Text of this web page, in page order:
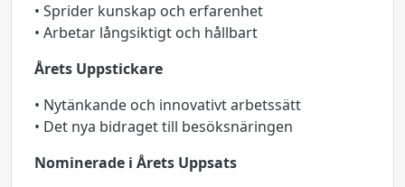
• Sprider kunskap och erfarenhet
• Arbetar långsiktigt och hållbart
Årets Uppstickare
• Nytänkande och innovativt arbetssätt
• Det nya bidraget till besöksnäringen
Nominerade i Årets Uppsats